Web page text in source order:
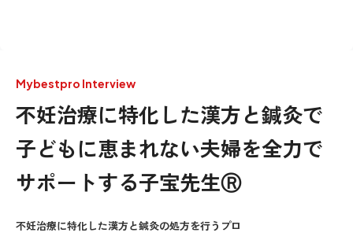
Mybestpro Interview
不妊治療に特化した漢方と鍼灸で
子どもに恵まれない夫婦を全力で
サポートする子宝先生Ⓡ
不妊治療に特化した漢方と鍼灸の処方を行うプロ